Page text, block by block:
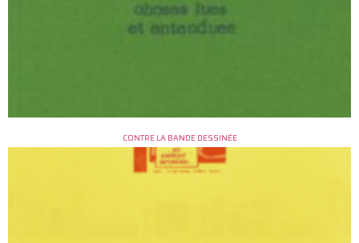
CONTRE LA BANDE DESSINÉE